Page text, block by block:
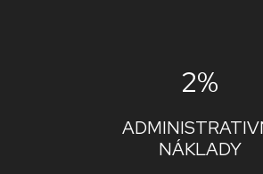
2%
NÁKLADY